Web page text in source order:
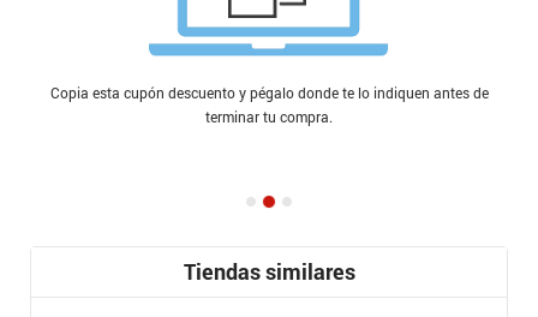
Copia esta cupón descuento y pégalo donde te lo indiquen antes de
terminar tu compra.
Tiendas similares